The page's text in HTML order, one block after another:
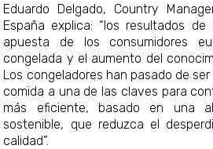
Eduardo Delgado, Country
España explica: “los resultados
apuesta de los consumidores
congelada y el aumento del
Los congeladores han pasado de
comida a una de las claves para
más eficiente, basado en una
sostenible, que reduzca el
calidad”.